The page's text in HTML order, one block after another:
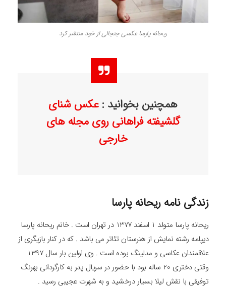
ریحانه پارسا عکسی جنجالی از خود منتشر کرد
همچنین بخوانید :عکس شنای
گلشیفته فراهانی روی مجله های
خارجی
زندگی نامه ریحانه پارسا
ریحانه پارسا متولد 1 اسفند 1377 در تهران است . خانم ریحانه پارسا
دیپلمه رشته نمایش از هنرستان تئاتر می باشد . که در کنار بازیگری از
علاقمندان عکاسی و مدلینگ بوده است . وی اولین بار سال 1397
وقتی دختری 20 ساله بود با حضور در سریال پدر به کارگردانی بهرنگ
توفیقی با نقش لیلا بسیار درخشید و به شهرت عجیبی رسید .